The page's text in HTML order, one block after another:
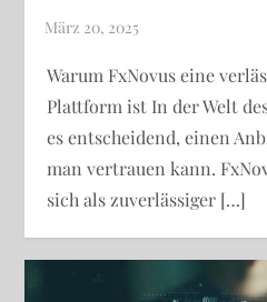
Warum FxNovus eine
Plattform ist In der Welt
es entscheidend, einen
man vertrauen kann.
sich als zuverlässiger […]